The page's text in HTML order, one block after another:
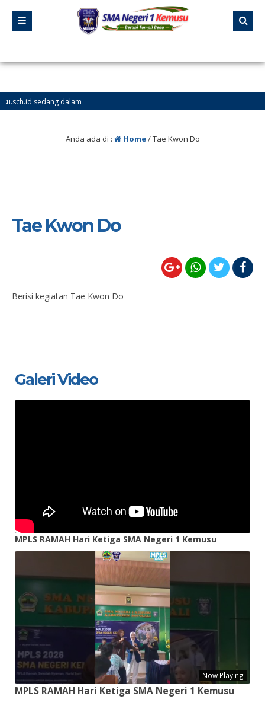
sedang dalam
Anda ada di : Home/Tae Kwon Do
Tae Kwon Do
Berisi kegiatan Tae Kwon Do
Galeri Video
MPLS RAMAH Hari Ketiga SMA Negeri 1 Kemusu
Now Playing
MPLS RAMAH Hari Ketiga SMA Negeri 1 Kemusu